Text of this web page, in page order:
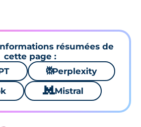
résumées de
cette page :
⚙Perplexity
🐱 Mistral